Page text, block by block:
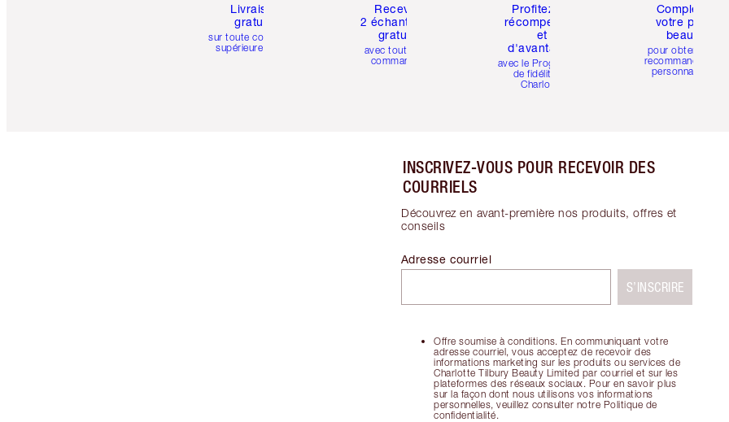
Livraison
gratuite
sur toute commande
supérieure à 50 $
Recevez
2 échantillons
gratuits
avec toutes les
commandes
Profitez de
récompenses
et
d'avantages
avec le Programme
de fidélité de
Charlotte
Compléter
votre profil
beauté
pour obtenir des
recommandations
personnalisées
INSCRIVEZ-VOUS POUR RECEVOIR DES
COURRIELS
Découvrez en avant-première nos produits, offres et
conseils
Offre soumise à conditions. En communiquant votre
adresse courriel, vous acceptez de recevoir des
informations marketing sur les produits ou services de
Charlotte Tilbury Beauty Limited par courriel et sur les
plateformes des réseaux sociaux. Pour en savoir plus
sur la façon dont nous utilisons vos informations
personnelles, veuillez consulter notre Politique de
confidentialité.
Adresse courriel
S’INSCRIRE